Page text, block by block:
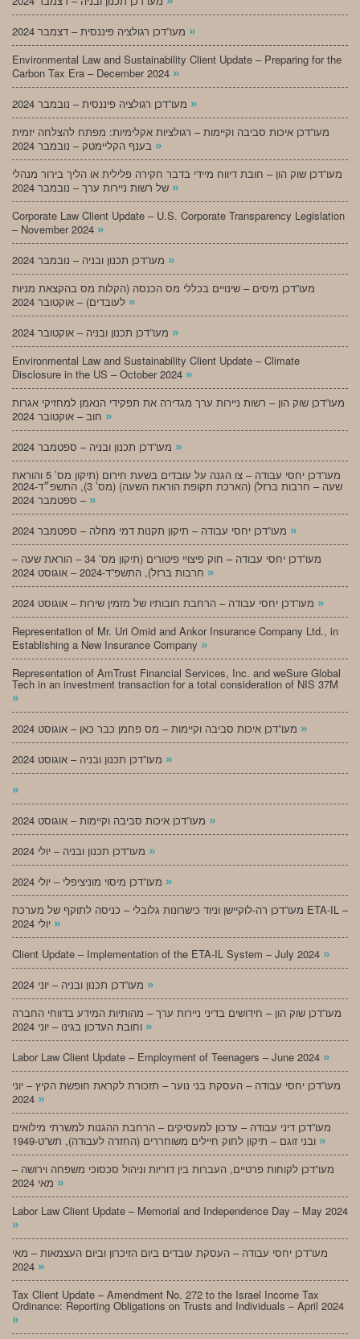
»
Environmental Law and Sustainability Client Update – Preparing for the
Carbon Tax Era – December 2024 »
»
מעו”דכן איכות סביבה וקיימות – רגולציות אקלימיות: מפתח להצלחה יזמית
»
מעו”דכן שוק הון – חובת דיווח מיידי בדבר חקירה פלילית או הליך בירור מנהלי
»
Corporate Law Client Update – U.S. Corporate Transparency Legislation
– November 2024 »
»
מעו”דכן מיסים – שינויים בכללי מס הכנסה (הקלות מס בהקצאת מניות
»
»
Environmental Law and Sustainability Client Update – Climate
Disclosure in the US – October 2024 »
מעו”דכן שוק הון – רשות ניירות ערך מגדירה את תפקידי הנאמן למחזיקי אגרות
»
»
מעו”דכן יחסי עבודה – צו הגנה על עובדים בשעת חירום (תיקון מס’ 5 והוראת
שעה – חרבות ברזל) (הארכת תקופת הוראת השעה) (מס’ 3), התשפ״ד-2024
– ספטמבר 2024 »
»
מעו”דכן יחסי עבודה – חוק פיצויי פיטורים (תיקון מס’ 34 – הוראת שעה –
»
»
Representation of Mr. Uri Omid and Ankor Insurance Company Ltd., in
Establishing a New Insurance Company »
Representation of AmTrust Financial Services, Inc. and weSure Global
Tech in an investment transaction for a total consideration of NIS 37M
»
»
»
»
»
»
»
מעו”דכן רה-לוקיישן וניוד כישרונות גלובלי – כניסה לתוקף של מערכת ETA-IL –
»
Client Update – Implementation of the ETA-IL System – July 2024 »
»
מעו”דכן שוק הון – חידושים בדיני ניירות ערך – מהותיות המידע בדווחי החברה
»
Labor Law Client Update – Employment of Teenagers – June 2024 »
מעו”דכן יחסי עבודה – העסקת בני נוער – תזכורת לקראת חופשת הקיץ – יוני
»
מעו”דכן דיני עבודה – עדכון למעסיקים – הרחבת ההגנות למשרתי מילואים
»
מעו”דכן לקוחות פרטיים, העברות בין דוריות וניהול סכסוכי משפחה וירושה –
»
Labor Law Client Update – Memorial and Independence Day – May 2024
»
מעו”דכן יחסי עבודה – העסקת עובדים ביום הזיכרון וביום העצמאות – מאי
»
Tax Client Update – Amendment No. 272 to the Israel Income Tax
Ordinance: Reporting Obligations on Trusts and Individuals – April 2024
»